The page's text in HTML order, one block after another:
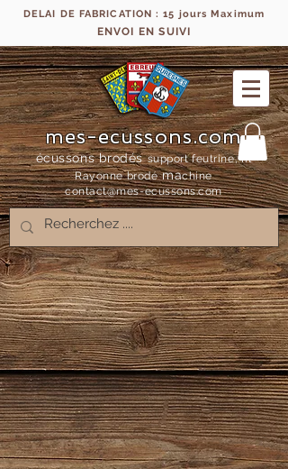
DELAI DE FABRICATION : 15 jours Maximum
ENVOI EN SUIVI
mes-ecussons.com
écussons brodés support feutrine, fil
Rayonne brodémachine
contact@mes-ecussons.com